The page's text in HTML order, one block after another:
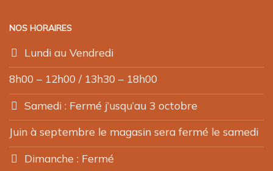
NOS HORAIRES
Lundi au Vendredi
8h00 – 12h00 / 13h30 – 18h00
Samedi : Fermé j’usqu’au 3 octobre
Juin à septembre le magasin sera fermé le samedi
Dimanche : Fermé